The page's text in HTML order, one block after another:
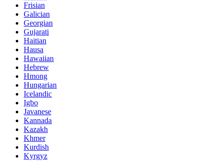
Frisian
Galician
Georgian
Gujarati
Haitian
Hausa
Hawaiian
Hebrew
Hmong
Hungarian
Icelandic
Igbo
Javanese
Kannada
Kazakh
Khmer
Kurdish
Kyrgyz